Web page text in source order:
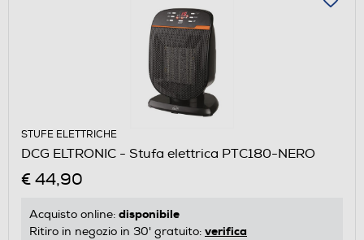
STUFE ELETTRICHE
DCG ELTRONIC - Stufa elettrica PTC180-NERO
€ 44,90
Acquisto online: disponibile
Ritiro in negozio in 30' gratuito: verifica